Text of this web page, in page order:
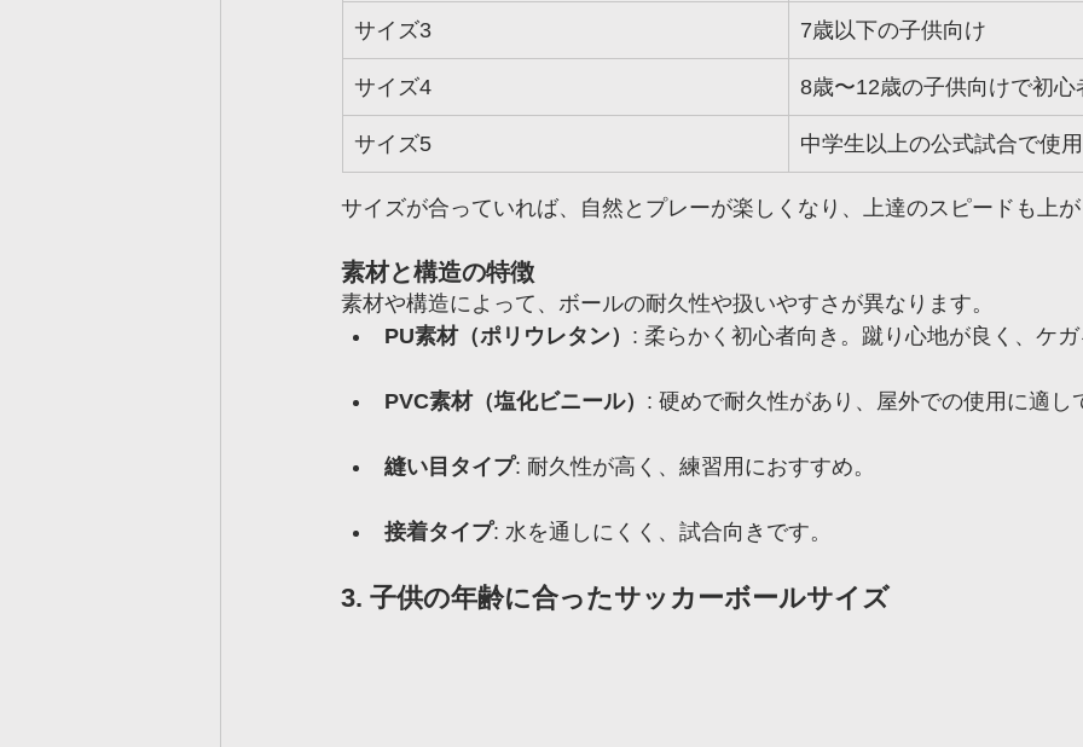
サイズ3 7歳以下の子供向け
サイズ4 8歳〜12歳の子供向けで初心
サイズ5 中学生以上の公式試合で使用
サイズが合っていれば、自然とプレーが楽しくなり、上達のスピードも上
素材と構造の特徴
素材や構造によって、ボールの耐久性や扱いやすさが異なります。
PU素材（ポリウレタン） : 柔らかく初心者向き。蹴り心地が良く、ケ
PVC素材（塩化ビニール） : 硬めで耐久性があり、屋外での使用に適し
縫い目タイプ: 耐久性が高く、練習用におすすめ。
接着タイプ: 水を通しにくく、試合向きです。
3. 子供の年齢に合ったサッカーボールサイズ